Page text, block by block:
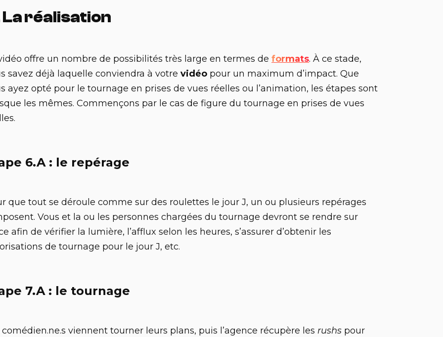
La réalisation
offre un nombre de possibilités très large en termes deformats. À ce stade,
savez déjà laquelle conviendra à votrevidéo pour un maximum d’impact. Que
ayez opté pour le tournage en prises de vues réelles ou l’animation, les étapes sont
les mêmes. Commençons par le cas de figure du tournage en prises de vues
6.A : le repérage
que tout se déroule comme sur des roulettes le jour J, un ou plusieurs repérages
Vous et la ou les personnes chargées du tournage devront se rendre sur
afin de vérifier la lumière, l’afflux selon les heures, s’assurer d’obtenir les
de tournage pour le jour J, etc.
7.A : le tournage
comédien.ne.s viennent tourner leurs plans, puis l’agence récupère les rushs pour